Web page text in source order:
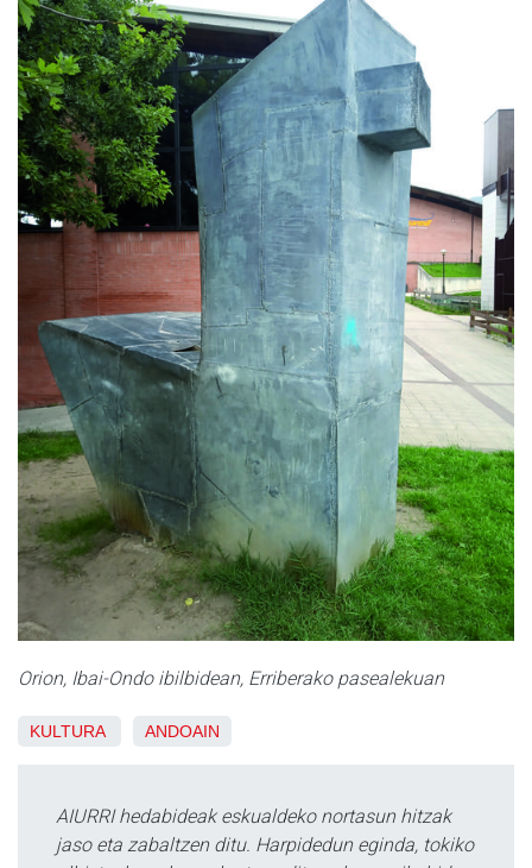
Orion, Ibai-Ondo ibilbidean, Erriberako pasealekuan
KULTURA ANDOAIN
AIURRI hedabideak eskualdeko nortasun hitzak
jaso eta zabaltzen ditu. Harpidedun eginda, tokiko